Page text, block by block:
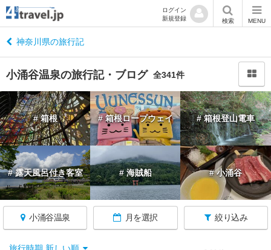
ログイン
新規登録
検索 MENU
神奈川県の旅行記
小涌谷温泉の旅行記・ブログ 全341件
# 箱根 # 箱根ロープウェイ # 箱根登山電車
# 露天風呂付き客室 # 海賊船 # 小涌谷
小涌谷温泉 月を選択 絞り込み
神
奈
川
へ
戻
る
神
川
す